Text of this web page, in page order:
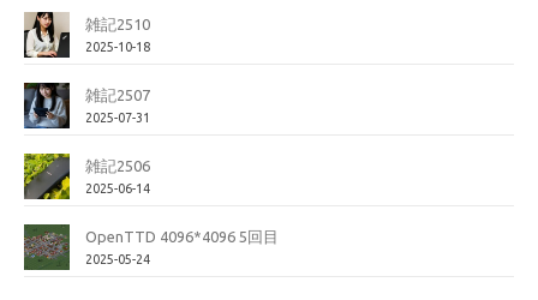
雑記2510
2025-10-18
雑記2507
2025-07-31
雑記2506
2025-06-14
OpenTTD 4096*4096 5回目
2025-05-24